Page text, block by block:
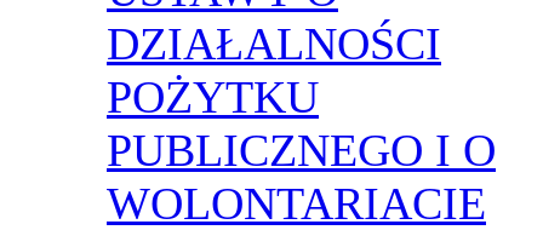
DZIAŁALNOŚCI
POŻYTKU
PUBLICZNEGO I O
WOLONTARIACIE